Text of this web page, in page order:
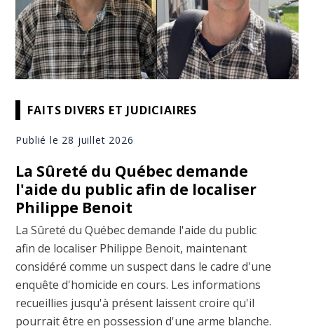
FAITS DIVERS ET JUDICIAIRES
Publié le 28 juillet 2026
La Sûreté du Québec demande
l'aide du public afin de localiser
Philippe Benoit
La Sûreté du Québec demande l'aide du public
afin de localiser Philippe Benoit, maintenant
considéré comme un suspect dans le cadre d'une
enquête d'homicide en cours. Les informations
recueillies jusqu'à présent laissent croire qu'il
pourrait être en possession d'une arme blanche.